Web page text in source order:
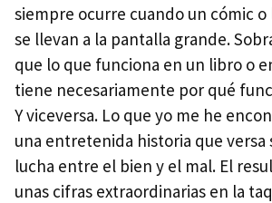
siempre ocurre cuando un cómic
se llevan a la pantalla grande.
que lo que funciona en un libro o
tiene necesariamente por qué
Y viceversa. Lo que yo me he
una entretenida historia que versa
lucha entre el bien y el mal. El
unas cifras extraordinarias en la